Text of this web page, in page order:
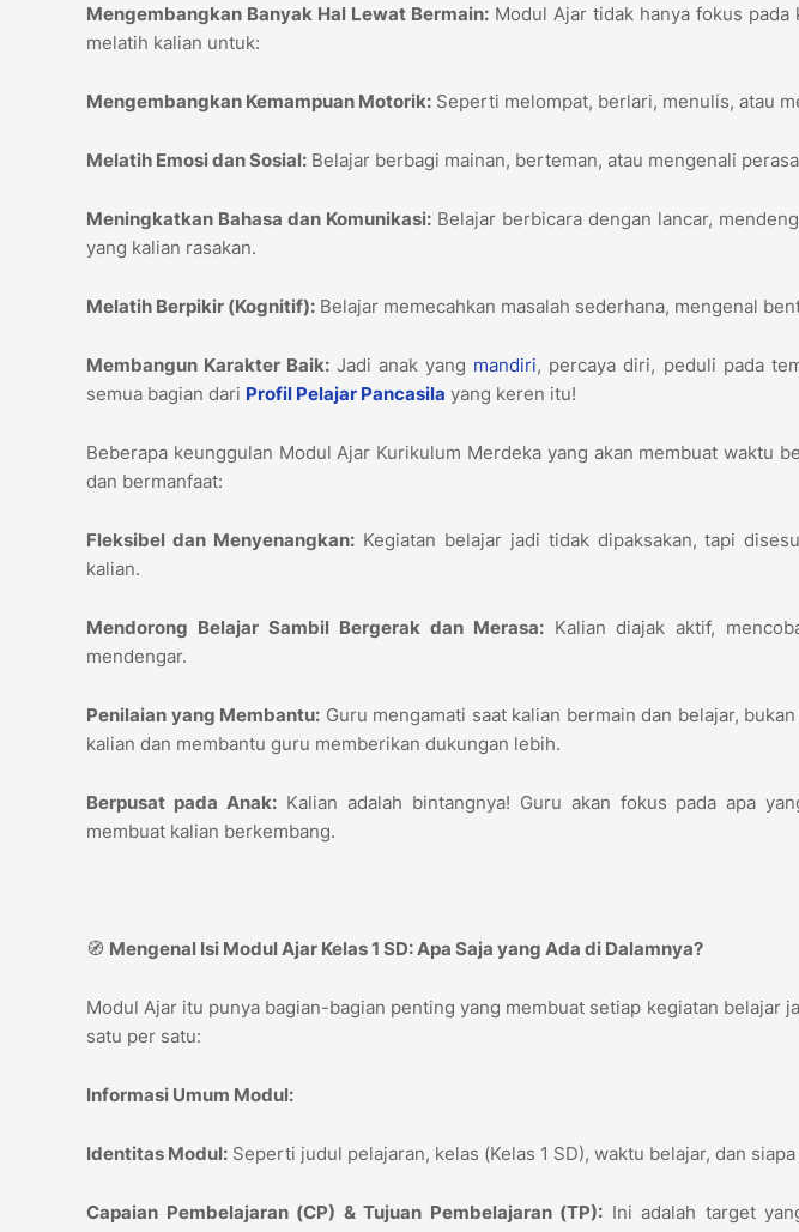
Mengembangkan Banyak Hal Lewat Bermain: Modul Ajar tidak hanya fokus
melatih kalian untuk:
Mengembangkan Kemampuan Motorik: Seperti melompat, berlari, menulis, atau
Melatih Emosi dan Sosial: Belajar berbagi mainan, berteman, atau mengenali
Meningkatkan Bahasa dan Komunikasi: Belajar berbicara dengan lancar,
yang kalian rasakan.
Melatih Berpikir (Kognitif): Belajar memecahkan masalah sederhana, mengenal
Membangun Karakter Baik: Jadi anak yang mandiri, percaya diri, peduli pada
semua bagian dari Profil Pelajar Pancasila yang keren itu!
Beberapa keunggulan Modul Ajar Kurikulum Merdeka yang akan membuat waktu
dan bermanfaat:
Fleksibel dan Menyenangkan:Kegiatan belajar jadi tidak dipaksakan, tapi
kalian.
Mendorong Belajar Sambil Bergerak dan Merasa:Kalian diajak aktif,
mendengar.
Penilaian yang Membantu: Guru mengamati saat kalian bermain dan belajar,
kalian dan membantu guru memberikan dukungan lebih.
Berpusat pada Anak:Kalian adalah bintangnya! Guru akan fokus pada apa
membuat kalian berkembang.
🧭 Mengenal Isi Modul Ajar Kelas 1 SD: Apa Saja yang Ada di Dalamnya?
Modul Ajar itu punya bagian-bagian penting yang membuat setiap kegiatan belajar
satu per satu:
Informasi Umum Modul:
Identitas Modul: Seperti judul pelajaran, kelas (Kelas 1 SD), waktu belajar, dan
Capaian Pembelajaran (CP) & Tujuan Pembelajaran (TP): Ini adalah target